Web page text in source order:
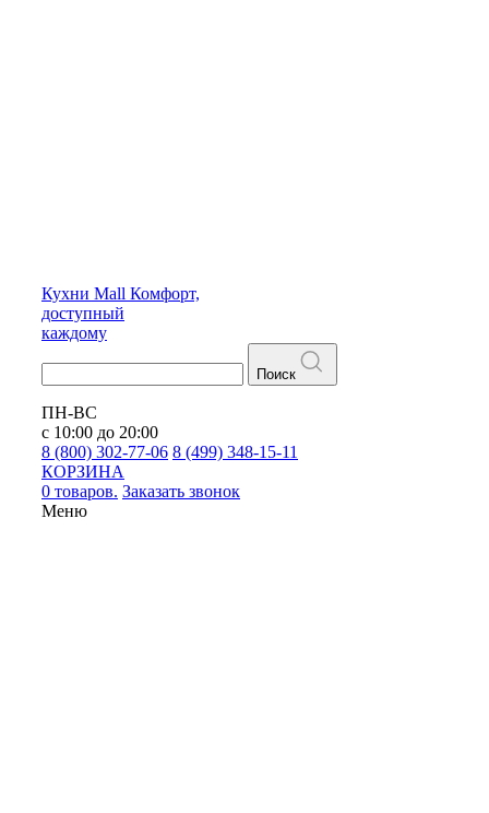
Кухни Mall Комфорт,
доступный
каждому
Поиск
ПН-ВС
с 10:00 до 20:00
8 (800) 302-77-06 8 (499) 348-15-11
КОРЗИНА
0 товаров. Заказать звонок
Меню